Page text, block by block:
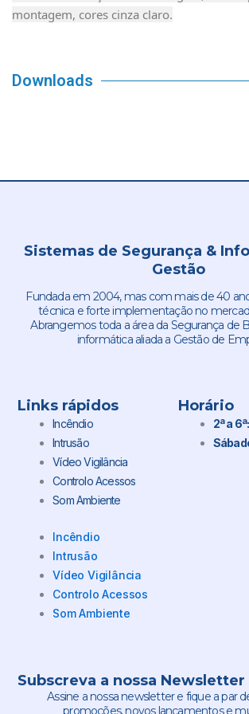
montagem, cores cinza claro.
Downloads
Sistemas de Segurança &
Gestão
Fundada em 2004, mas com mais de 40
técnica e forte implementação no
Abrangemos toda a área da Segurança de
informática aliada a Gestão de
Links rápidos
Incêndio
Intrusão
Vídeo Vigilância
Controlo Acessos
Som Ambiente
Incêndio
Intrusão
Vídeo Vigilância
Controlo Acessos
Som Ambiente
Horário
2ª a 6ª:
Subscreva a nossa Newsletter
Assine a nossa newsletter e fique a par